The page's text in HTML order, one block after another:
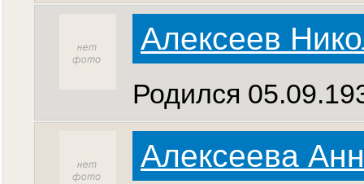
Алексеев
Родился
Алексеева